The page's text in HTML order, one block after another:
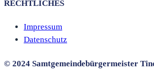
RECHTLICHES
Impressum
Datenschutz
© 2024 Samtgemeindebürgermeister